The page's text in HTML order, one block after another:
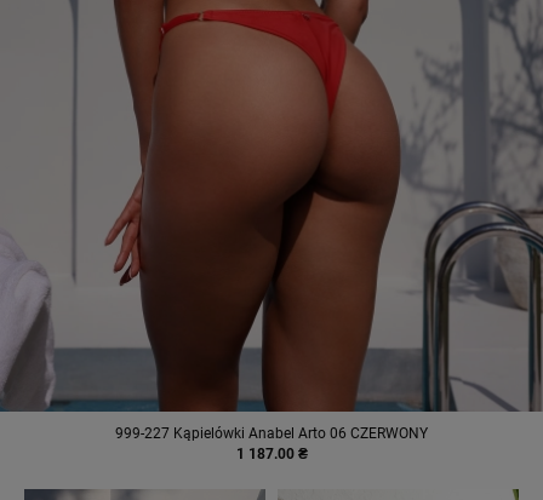
999-227 Kąpielówki Anabel Arto 06 CZERWONY
1 187.00 ₴